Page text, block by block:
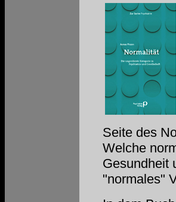
Seite des
Welche
Gesundheit
"normales"